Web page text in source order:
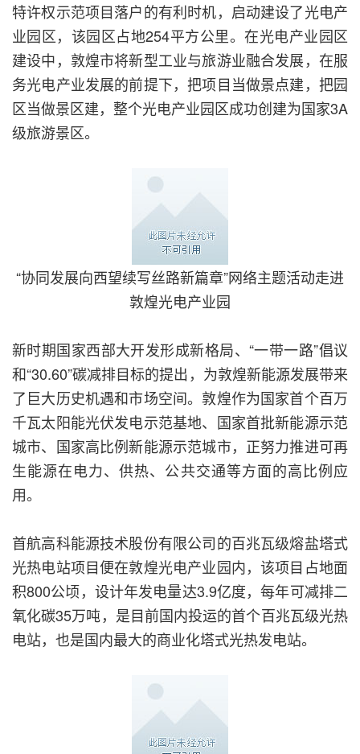
特许权示范项目落户的有利时机，启动建设了光电产
业园区，该园区占地254平方公里。在光电产业园区
建设中，敦煌市将新型工业与旅游业融合发展，在服
务光电产业发展的前提下，把项目当做景点建，把园
区当做景区建，整个光电产业园区成功创建为国家3A
级旅游景区。
“协同发展向西望续写丝路新篇章”网络主题活动走进
敦煌光电产业园
新时期国家西部大开发形成新格局、“一带一路”倡议
和“30.60”碳减排目标的提出，为敦煌新能源发展带来
了巨大历史机遇和市场空间。敦煌作为国家首个百万
千瓦太阳能光伏发电示范基地、国家首批新能源示范
城市、国家高比例新能源示范城市，正努力推进可再
生能源在电力、供热、公共交通等方面的高比例应
用。
首航高科能源技术股份有限公司的百兆瓦级熔盐塔式
光热电站项目便在敦煌光电产业园内，该项目占地面
积800公顷，设计年发电量达3.9亿度，每年可减排二
氧化碳35万吨，是目前国内投运的首个百兆瓦级光热
电站，也是国内最大的商业化塔式光热发电站。